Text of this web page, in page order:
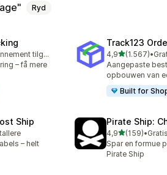
Ryd
Gratis abonnement tilgængeligt
– få mere
Track123
4,9ud af 5
(1.567)
1567 •
Aangepaste
opbouwen van
Built for
Ship
– helt
Pirate Ship:
4,9ud af 5 stjerner
(159)
159 anmeldelser
•
Spar en formue
Pirate Ship